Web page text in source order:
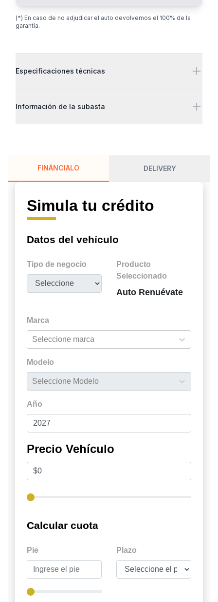
(*) En caso de no adjudicar el auto devolvemos el 100% de la
garantía.
Especificaciones técnicas
Información de la subasta
FINÁNCIALO DELIVERY